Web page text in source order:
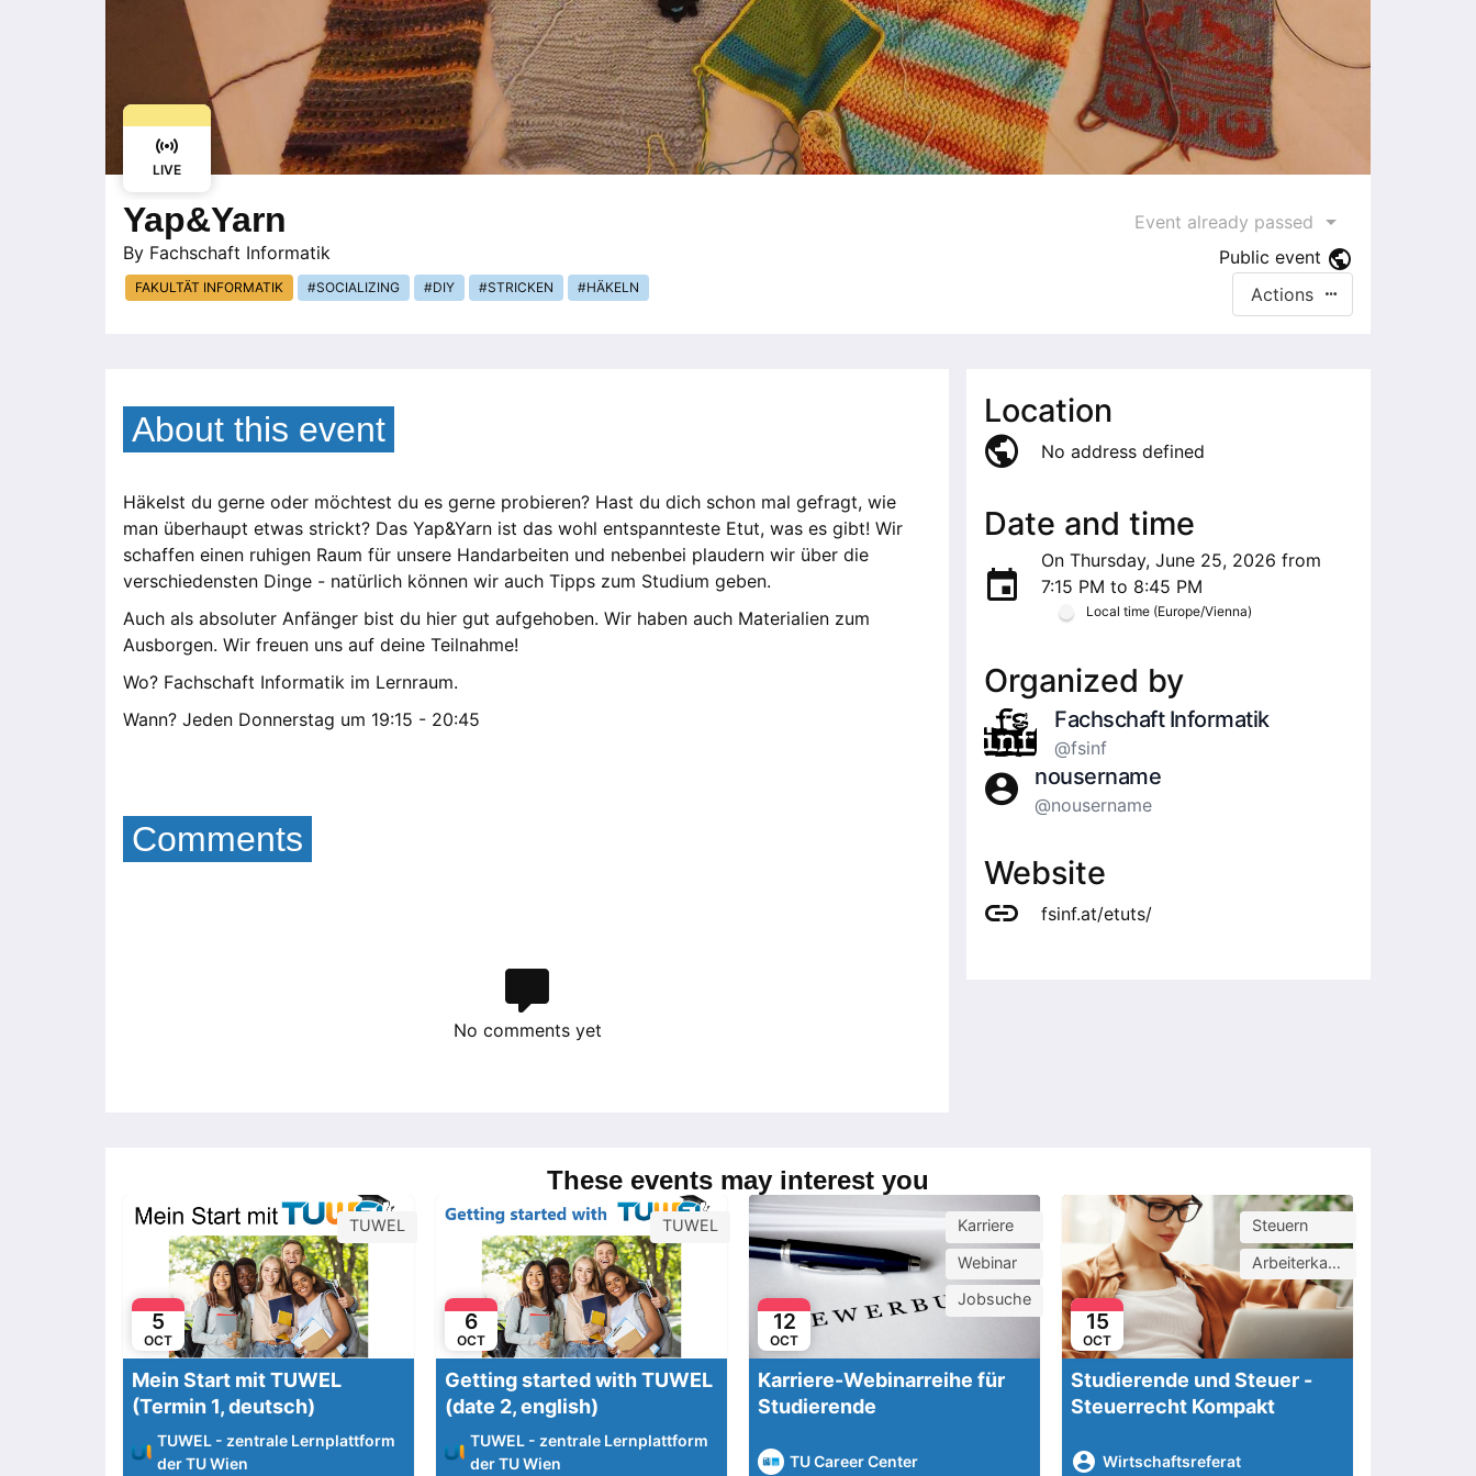
LIVE
Yap&Yarn
By Fachschaft Informatik
FAKULTÄT INFORMATIK SOCIALIZING DIY STRICKEN HÄKELN
Event already passed
Public event
Actions
Location
No address defined
Date and time
On Thursday, June 25, 2026 from
7:15 PM to 8:45 PM
Local time (Europe/Vienna)
Organized by
Fachschaft Informatik
@fsinf
nousername
@nousername
Website
fsinf.at/etuts/
About this event
Häkelst du gerne oder möchtest du es gerne probieren? Hast du dich schon mal gefragt, wie
man überhaupt etwas strickt? Das Yap&Yarn ist das wohl entspannteste Etut, was es gibt! Wir
schaffen einen ruhigen Raum für unsere Handarbeiten und nebenbei plaudern wir über die
verschiedensten Dinge - natürlich können wir auch Tipps zum Studium geben.
Auch als absoluter Anfänger bist du hier gut aufgehoben. Wir haben auch Materialien zum
Ausborgen. Wir freuen uns auf deine Teilnahme!
Wo? Fachschaft Informatik im Lernraum.
Wann? Jeden Donnerstag um 19:15 - 20:45
Comments
No comments yet
These events may interest you
TUWEL
5
OCT
Mein Start mit TUWEL
(Termin 1, deutsch)
TUWEL - zentrale Lernplattform
der TU Wien
TUWEL
6
OCT
Getting started with TUWEL
(date 2, english)
TUWEL - zentrale Lernplattform
der TU Wien
Karriere
Webinar
Jobsuche
12
OCT
Karriere-Webinarreihe für
Studierende
TU Career Center
Steuern
Arbeiterkammer
15
OCT
Studierende und Steuer -
Steuerrecht Kompakt
Wirtschaftsreferat